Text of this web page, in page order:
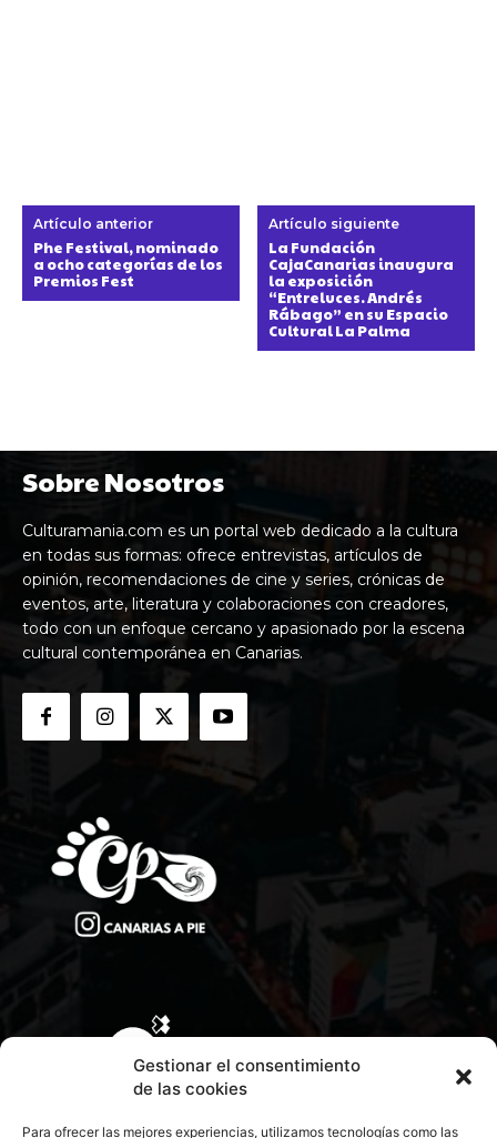
Gestionar el consentimiento
de las cookies
Para ofrecer las mejores experiencias, utilizamos tecnologías como las
Artículo anterior
Phe Festival, nominado
a ocho categorías de los
Premios Fest
Artículo siguiente
La Fundación
CajaCanarias inaugura
la exposición
“Entreluces. Andrés
Rábago” en su Espacio
Cultural La Palma
Sobre Nosotros
Culturamania.com es un portal web dedicado a la cultura
en todas sus formas: ofrece entrevistas, artículos de
opinión, recomendaciones de cine y series, crónicas de
eventos, arte, literatura y colaboraciones con creadores,
todo con un enfoque cercano y apasionado por la escena
cultural contemporánea en Canarias.